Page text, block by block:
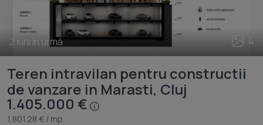
2 luni în urmă 4
Teren intravilan pentru constructii
de vanzare in Marasti, Cluj
1.405.000 €
1,801.28 € / mp